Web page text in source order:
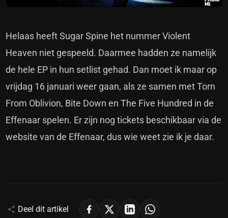
Helaas heeft Sugar Spine het nummer Violent
Heaven niet gespeeld. Daarmee hadden ze namelijk
de hele EP in hun setlist gehad. Dan moet ik maar op
vrijdag 16 januari weer gaan, als ze samen met Torn
From Oblivion, Bite Down en The Five Hundred in de
Effenaar spelen. Er zijn nog tickets beschikbaar viade
website van de Effenaar, dus wie weet zie ik je daar.
Deel dit artikel